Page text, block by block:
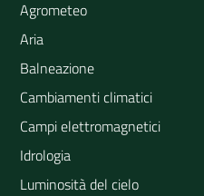
Agrometeo
Aria
Balneazione
Cambiamenti climatici
Campi elettromagnetici
Idrologia
Luminosità del cielo